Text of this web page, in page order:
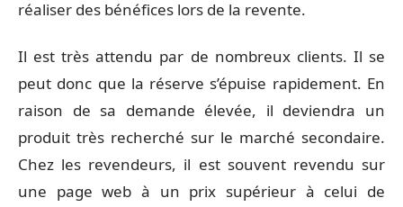
réaliser des bénéfices lors de la revente.
Il est très attendu par de nombreux clients. Il se
peut donc que la réserve s’épuise rapidement. En
raison de sa demande élevée, il deviendra un
produit très recherché sur le marché secondaire.
Chez les revendeurs, il est souvent revendu sur
une page web à un prix supérieur à celui de